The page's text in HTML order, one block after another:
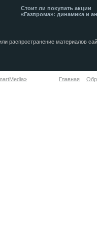
Стоит ли покупать акции
«Газпрома»: динамика и
распространение материалов
Главная